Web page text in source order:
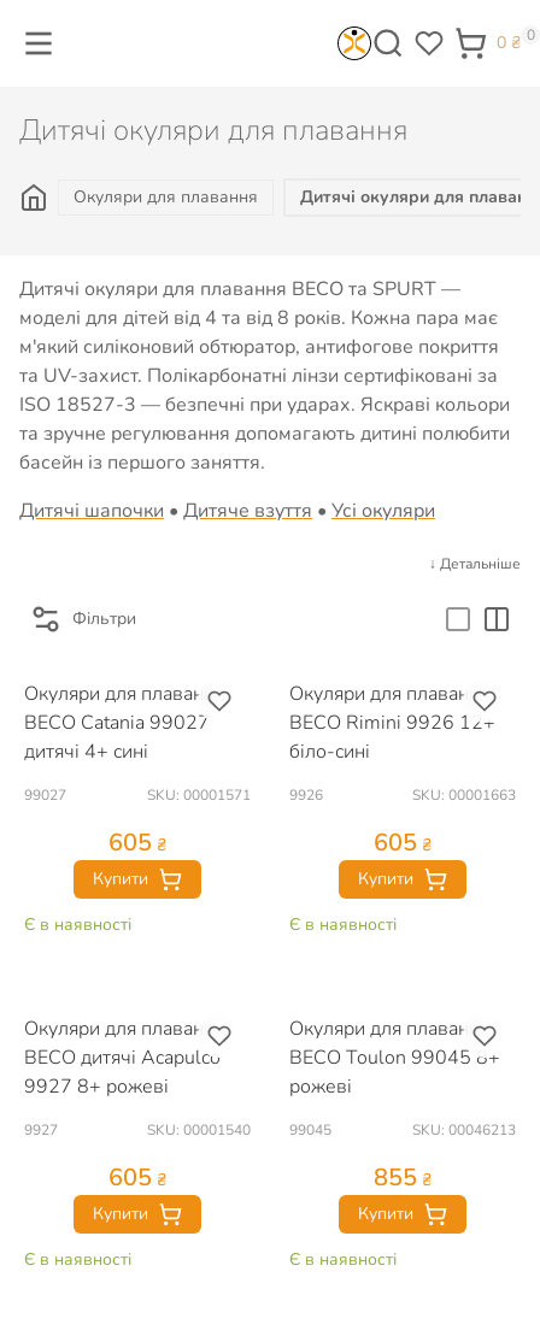
0 ₴ 0
Дитячі окуляри для плавання
Окуляри для плавання Дитячі окуляри для
Дитячі окуляри для плавання BECO та SPURT —
моделі для дітей від 4 та від 8 років. Кожна пара має
м'який силіконовий обтюратор, антифогове покриття
та UV-захист. Полікарбонатні лінзи сертифіковані за
ISO 18527-3 — безпечні при ударах. Яскраві кольори
та зручне регулювання допомагають дитині полюбити
басейн із першого заняття.
Дитячі шапочки • Дитяче взуття • Усі окуляри
↓ Детальніше
Фільтри
Окуляри для плавання
BECO Catania 99027
дитячі 4+ сині
99027 SKU: 00001571
605 ₴
Купити
Є в наявності
Окуляри для плавання
BECO Rimini 9926 12+
біло-сині
9926 SKU: 00001663
605 ₴
Купити
Є в наявності
Окуляри для плавання
BECO дитячі Acapulco
9927 8+ рожеві
9927 SKU: 00001540
605 ₴
Купити
Є в наявності
Окуляри для плавання
BECO Toulon 99045 8+
рожеві
99045 SKU: 00046213
855 ₴
Купити
Є в наявності